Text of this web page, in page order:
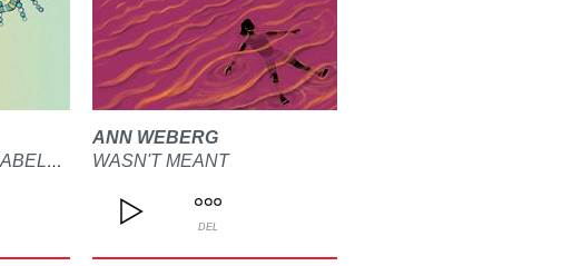
HANDLE IT (FEAT. ISABELLE EBERDEAN)
ANN WEBERG
WASN'T MEANT
DEL